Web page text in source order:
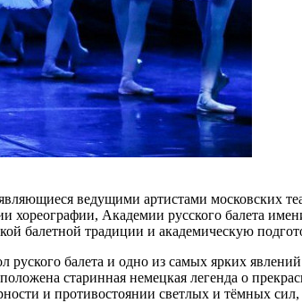
ведущими артистами московских
хореографии, Академии русского балета
балетной традиции и академическую
балета и одно из самых ярких
старинная немецкая легенда о
и противостоянии светлых и тёмных сил,